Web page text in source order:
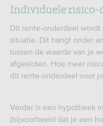
Individuele risico-
Dit rente-onderdeel wordt
situatie. Dit hangt onder
tussen de waarde van je
afgesloten. Hoe meer
dit rente-onderdeel voor
Verder is een hypotheek
(bijvoorbeeld dat je een